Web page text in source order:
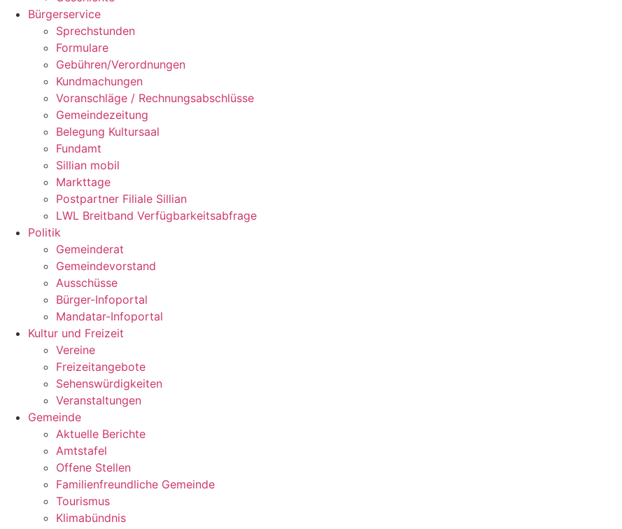
Bürgerservice
Sprechstunden
Formulare
Gebühren/Verordnungen
Kundmachungen
Voranschläge / Rechnungsabschlüsse
Gemeindezeitung
Belegung Kultursaal
Fundamt
Sillian mobil
Markttage
Postpartner Filiale Sillian
LWL Breitband Verfügbarkeitsabfrage
Politik
Gemeinderat
Gemeindevorstand
Ausschüsse
Bürger-Infoportal
Mandatar-Infoportal
Kultur und Freizeit
Vereine
Freizeitangebote
Sehenswürdigkeiten
Veranstaltungen
Gemeinde
Aktuelle Berichte
Amtstafel
Offene Stellen
Familienfreundliche Gemeinde
Tourismus
Klimabündnis